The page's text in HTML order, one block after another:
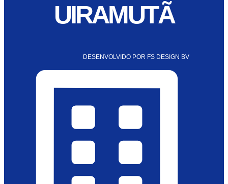
UIRAMUTÃ
DESENVOLVIDO POR FS DESIGN BV